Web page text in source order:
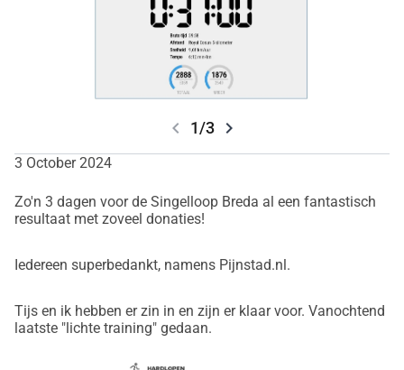
www.pijnstad.nl
• De bouwende stichting: www.landelijkepijnorganisatie.nl
www.erzitmuziekinmijnleven.org
• De Bredase Singelloop: https://bredasesingelloop.nl/
chevron_left 1/3 chevron_right
3 October 2024
Zo'n 3 dagen voor de Singelloop Breda al een fantastisch
resultaat met zoveel donaties!
Iedereen superbedankt, namens Pijnstad.nl.
Tijs en ik hebben er zin in en zijn er klaar voor. Vanochtend
laatste "lichte training" gedaan.